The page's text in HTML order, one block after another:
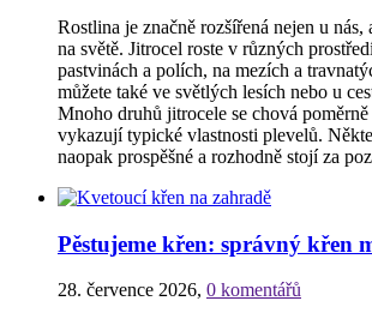
Rostlina je značně rozšířená nejen u
na světě. Jitrocel roste v různých
pastvinách a polích, na mezích a
můžete také ve světlých lesích nebo u
Mnoho druhů jitrocele se chová
vykazují typické vlastnosti plevelů.
naopak prospěšné a rozhodně stojí za
Pěstujeme křen: správný křen
28. července 2026, 0 komentářů